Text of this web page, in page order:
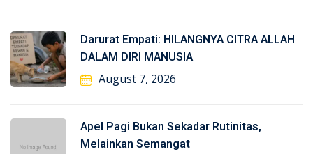
Darurat Empati: HILANGNYA CITRA ALLAH
DALAM DIRI MANUSIA
August 7, 2026
Apel Pagi Bukan Sekadar Rutinitas,
Melainkan Semangat